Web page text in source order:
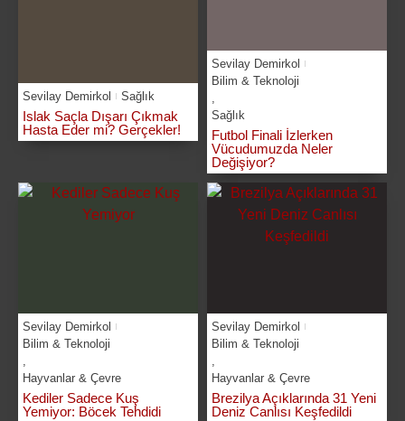
Sevilay Demirkol Sağlık
Islak Saçla Dışarı Çıkmak
Hasta Eder mi? Gerçekler!
Sevilay Demirkol
Bilim & Teknoloji
,
Sağlık
Futbol Finali İzlerken
Vücudumuzda Neler
Değişiyor?
Sevilay Demirkol
Bilim & Teknoloji
,
Hayvanlar & Çevre
Kediler Sadece Kuş
Yemiyor: Böcek Tehdidi
Sevilay Demirkol
Bilim & Teknoloji
,
Hayvanlar & Çevre
Brezilya Açıklarında 31 Yeni
Deniz Canlısı Keşfedildi